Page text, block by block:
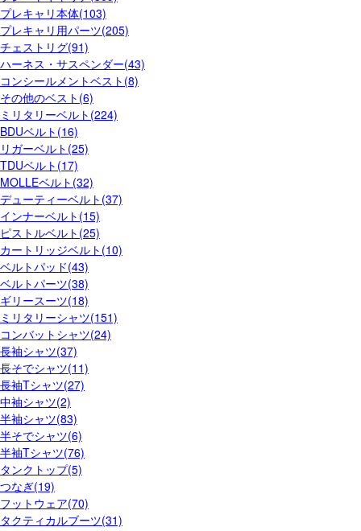
プレキャリ本体(103)
プレキャリ用パーツ(205)
チェストリグ(91)
ハーネス・サスペンダー(43)
コンシールメントベスト(8)
その他のベスト(6)
ミリタリーベルト(224)
BDUベルト(16)
リガーベルト(25)
TDUベルト(17)
MOLLEベルト(32)
デューティーベルト(37)
インナーベルト(15)
ピストルベルト(25)
カートリッジベルト(10)
ベルトパッド(43)
ベルトパーツ(38)
ギリースーツ(18)
ミリタリーシャツ(151)
コンバットシャツ(24)
長袖シャツ(37)
長そでシャツ(11)
長袖Tシャツ(27)
中袖シャツ(2)
半袖シャツ(83)
半そでシャツ(6)
半袖Tシャツ(76)
タンクトップ(5)
つなぎ(19)
フットウェア(70)
タクティカルブーツ(31)